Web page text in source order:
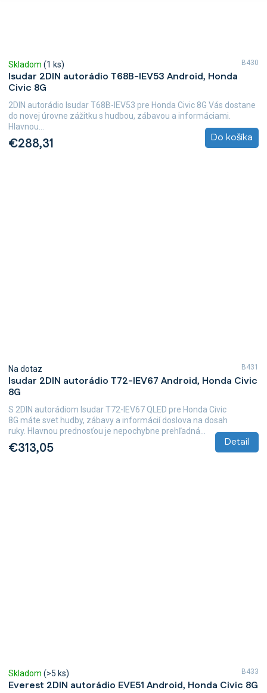
Isudar 2DIN autorádio T68B-IEV53 Android, Honda
Civic 8G
Skladom (1 ks)
€288,31 Do košíka
2DIN autorádio Isudar T68B-IEV53 pre Honda Civic 8G Vás dostane
do novej úrovne zážitku s hudbou, zábavou a informáciami.
Hlavnou...
B430
Isudar 2DIN autorádio T72-IEV67 Android, Honda Civic
8G
Na dotaz
€313,05 Detail
S 2DIN autorádiom Isudar T72-IEV67 QLED pre Honda Civic
8G máte svet hudby, zábavy a informácií doslova na dosah
ruky. Hlavnou prednosťou je nepochybne prehľadná...
B431
Everest 2DIN autorádio EVE51 Android, Honda Civic 8G
Skladom (>5 ks) B433